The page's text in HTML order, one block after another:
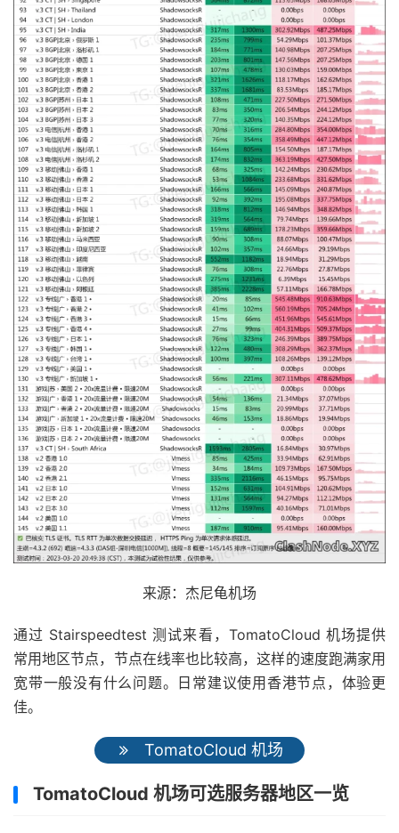
来源：杰尼龟机场
通过 Stairspeedtest 测试来看，TomatoCloud 机场提供
常用地区节点，节点在线率也比较高，这样的速度跑满家用
宽带一般没有什么问题。日常建议使用香港节点，体验更
佳。
TomatoCloud 机场
TomatoCloud 机场可选服务器地区一览